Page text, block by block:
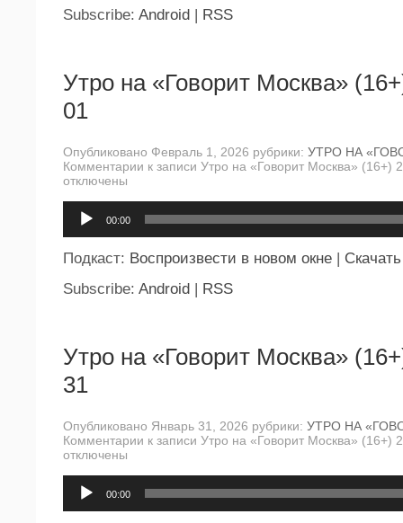
Subscribe: Android RSS
Утро на «Говорит Москва»
01
Опубликовано Февраль 1, 2026 рубрики: УТРО НА
Комментарии к записи Утро на «Говорит Москва» (16+)
отключены
00:00
Подкаст: Воспроизвести в новом окне | Скачать
Subscribe: Android | RSS
Утро на «Говорит Москва»
31
Опубликовано Январь 31, 2026 рубрики: УТРО НА
Комментарии к записи Утро на «Говорит Москва» (16+)
отключены
00:00